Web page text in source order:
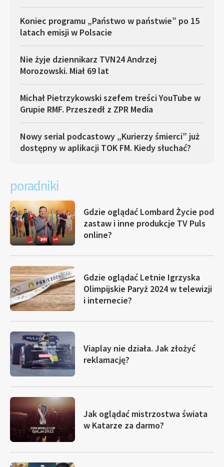
Koniec programu „Państwo w państwie” po 15
latach emisji w Polsacie
Nie żyje dziennikarz TVN24 Andrzej
Morozowski. Miał 69 lat
Michał Pietrzykowski szefem treści YouTube w
Grupie RMF. Przeszedł z ZPR Media
Nowy serial podcastowy „Kurierzy śmierci” już
dostępny w aplikacji TOK FM. Kiedy słuchać?
poradniki
Gdzie oglądać Lombard Życie pod
zastaw i inne produkcje TV Puls
online?
Gdzie oglądać Letnie Igrzyska
Olimpijskie Paryż 2024 w telewizji
i internecie?
Viaplay nie działa. Jak złożyć
reklamację?
Jak oglądać mistrzostwa świata
w Katarze za darmo?